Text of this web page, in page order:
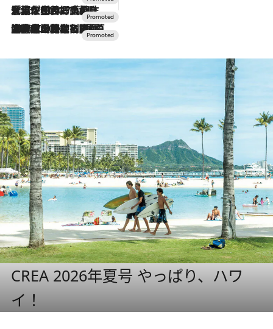
2026.7.17
「土佐和ハーブかき氷」がOMO7高知に登場！生姜、山椒、大葉など目にも舌にも涼を呼ぶ郷土の味
2026.7.10
NEW OPEN！【界 草津】名湯の地に誕生。趣の異なる2種の温泉と上州ならではの会席・蕎麦割烹など美食を味わう究極の癒やし旅
CREA 2026年夏号 やっぱり、ハワ
イ！